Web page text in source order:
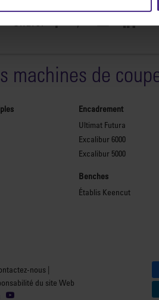
Share:
machines de
Encadrement
Ultimat Futura
Excalibur 6000
Excalibur 5000
Benches
Établis Keencut
nous
du site Web